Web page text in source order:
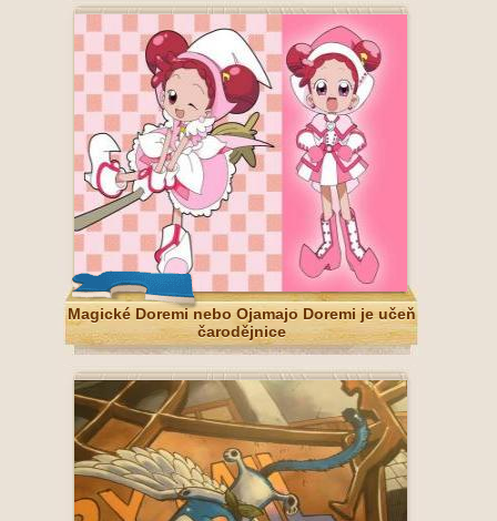
Magické Doremi nebo Ojamajo Doremi je učeň
čarodějnice